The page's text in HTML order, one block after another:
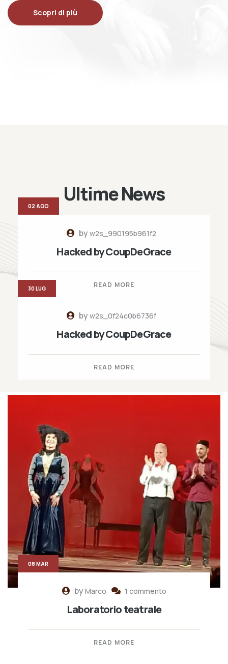
Scopri di più
Ultime News
byw2s_990195b961f2
Hacked by CoupDeGrace
READ MORE
02 AGO
byw2s_0f24c0b6736f
Hacked by CoupDeGrace
READ MORE
30 LUG
byMarco 1 commento
Laboratorio teatrale
READ MORE
08 MAR